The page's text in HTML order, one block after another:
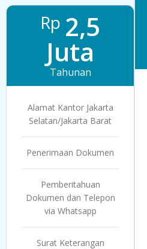
Rp 2,5
Juta
Tahunan
Alamat Kantor Jakarta
Selatan/Jakarta Barat
Penerimaan Dokumen
Pemberitahuan
Dokumen dan Telepon
via Whatsapp
Surat Keterangan